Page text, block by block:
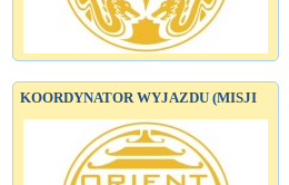
KOORDYNATOR WYJAZDU (MISJI